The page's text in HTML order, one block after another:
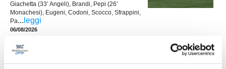
Giachetta (33’ Angeli), Brandi, Pepi (26’
Monachesi), Eugeni, Codoni, Scocco, Sfrappini,
Pa... leggi
06/08/2026
MACERATESE. Ufficiale il tesseramento di